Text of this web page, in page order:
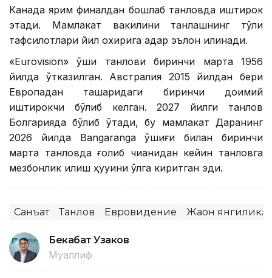
Канада ярим финалдан бошлаб танловда иштирок
этади. Мамлакат вакилини танлашнинг тўлиқ
тафсилотлари йил охирига қадар эълон қилинади.
«Еurovision» қўшиқ танлови биринчи марта 1956
йилда ўтказилган. Австралия 2015 йилдан бери
Европадан ташқаридаги биринчи доимий
иштирокчи бўлиб келган. 2027 йилги танлов
Болгарияда бўлиб ўтади, бу мамлакат Даранинг
2026 йилда Bangaranga қўшиғи билан биринчи
марта танловда ғолиб чиққанидан кейин танловга
мезбонлик қилиш ҳуқуқини қўлга киритган эди.
Санъат Танлов Евровидение Жаҳон
Бекабат Узаков
Муаллиф